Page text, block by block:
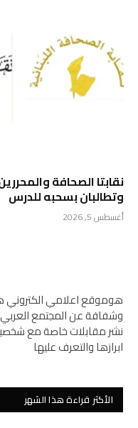
نقابتا الصحافة
وتطالبان بسحبه للدرس
أغسطس 5, 2026
هوموقع اعلامي
وشفافة عن المجتمع
نشر مقابلات خاصة مع
ابرازها والتعرف عليها
الأكثر قراءة هذا الشهر